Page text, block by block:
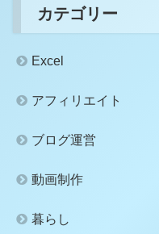
カテゴリー
Excel
アフィリエイト
ブログ運営
動画制作
暮らし